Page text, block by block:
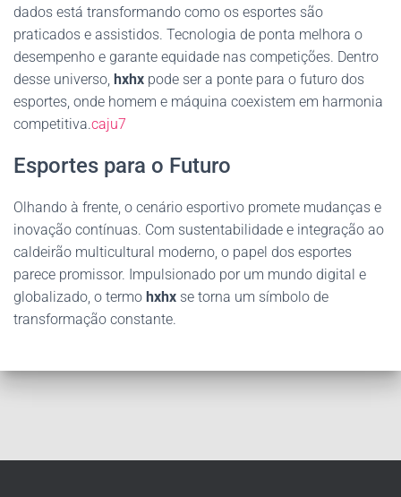
dados está transformando como os esportes são
praticados e assistidos. Tecnologia de ponta melhora o
desempenho e garante equidade nas competições. Dentro
desse universo, hxhx pode ser a ponte para o futuro dos
esportes, onde homem e máquina coexistem em harmonia
competitiva.caju7
Esportes para o Futuro
Olhando à frente, o cenário esportivo promete mudanças e
inovação contínuas. Com sustentabilidade e integração ao
caldeirão multicultural moderno, o papel dos esportes
parece promissor. Impulsionado por um mundo digital e
globalizado, o termo hxhx se torna um símbolo de
transformação constante.